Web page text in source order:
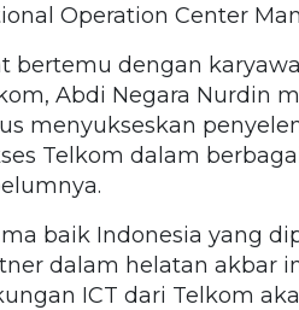
Operation Center
bertemu dengan
Abdi Negara Nurdin
menyukseskan
Telkom dalam
baik Indonesia yang
dalam helatan akbar
ICT dari Telkom